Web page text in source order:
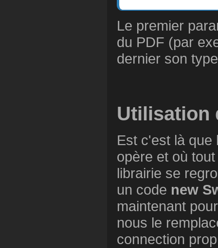
Le premier
du PDF (par
dernier son
Utilisation
Est c'est là que
opère et où
librairie se
un code new
maintenant
nous le
connection